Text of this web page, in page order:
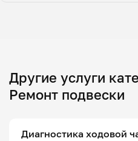
Другие услуги
Ремонт подвески
Диагностика ходовой